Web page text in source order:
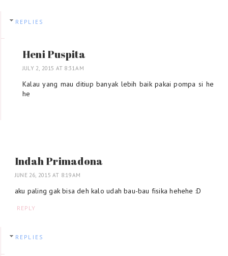
REPLIES
Heni Puspita
JULY 2, 2015 AT 8:31 AM
Kalau yang mau ditiup banyak lebih baik pakai pompa si he
he
Indah Primadona
JUNE 26, 2015 AT 8:19 AM
aku paling gak bisa deh kalo udah bau-bau fisika hehehe :D
REPLY
REPLIES